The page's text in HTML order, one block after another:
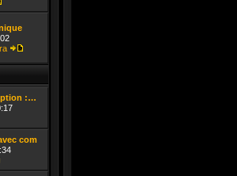
Consulter le dernier message
:…
le dernier message
com
Consulter le dernier message